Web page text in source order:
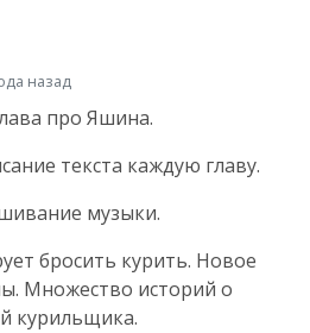
назад
про Яшина.
текста каждую главу.
музыки.
бросить курить. Новое
Множество историй о
курильщика.